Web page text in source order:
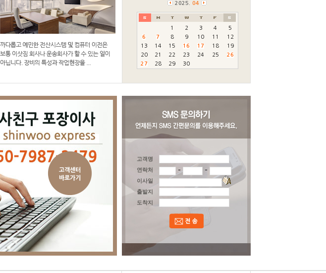
2025. 04
1 2 3 4
5
6
7 8 9 10 11
12
13
14 15 16 17 18
19
20
21 22 23 24 25
26
27
28 29 30
고객명
연락처
- -
이사일
출발지
도착지